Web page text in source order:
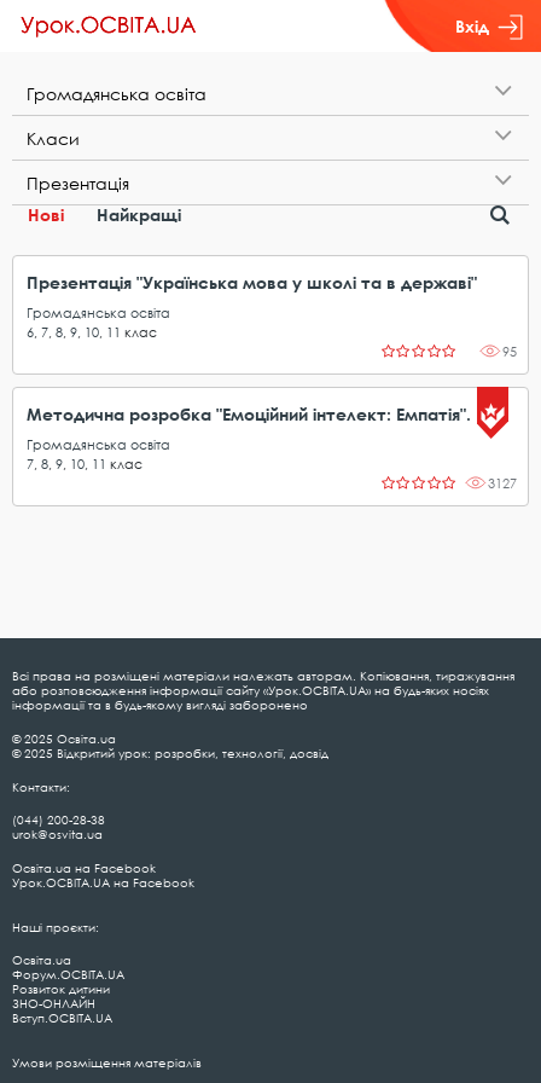
Вхід
Г​р​о​м​а​д​я​н​с​ь​к​а​ ​о​с​в​і​т​а
К​л​а​с​и
П​р​е​з​е​н​т​а​ц​і​я
Нові
Найкращі
Презентація "Українська мова у школі та в державі"
Громадянська освіта
6 7 8 9 10 11 клас
95
Методична розробка "Емоційний інтелект: Емпатія".
Громадянська освіта
7 8 9 10 11 клас
3127
Всі права на розміщені матеріали належать авторам. Копіювання, тиражування
або розповсюдження інформації сайту «Урок.ОСВІТА.UA» на будь-яких носіях
інформації та в будь-якому вигляді заборонено
© 2025 Освіта.ua
© 2025 Відкритий урок: розробки, технології, досвід
Контакти:
(044) 200-28-38
urok@osvita.ua
Освіта.ua на Facebook
Урок.ОСВІТА.UA на Facebook
Наші проєкти:
Освіта.ua
Форум.ОСВІТА.UA
Розвиток дитини
ЗНО-ОНЛАЙН
Вступ.ОСВІТА.UA
Умови розміщення матеріалів